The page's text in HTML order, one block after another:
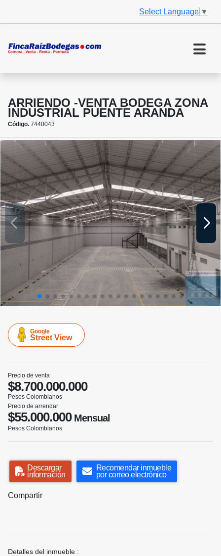
Select Language ▼
ARRIENDO -VENTA BODEGA ZONA
INDUSTRIAL PUENTE ARANDA
Código. 7440043
Google
Street View
Precio de venta
$8.700.000.000
Pesos Colombianos
Precio de arrendar
$55.000.000Mensual
Pesos Colombianos
Descargar
información
Recomendar inmueble
por correo electrónico
Compartir
Detalles del inmueble :